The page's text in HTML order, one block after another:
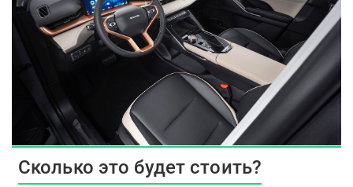
Сколько это будет стоить?